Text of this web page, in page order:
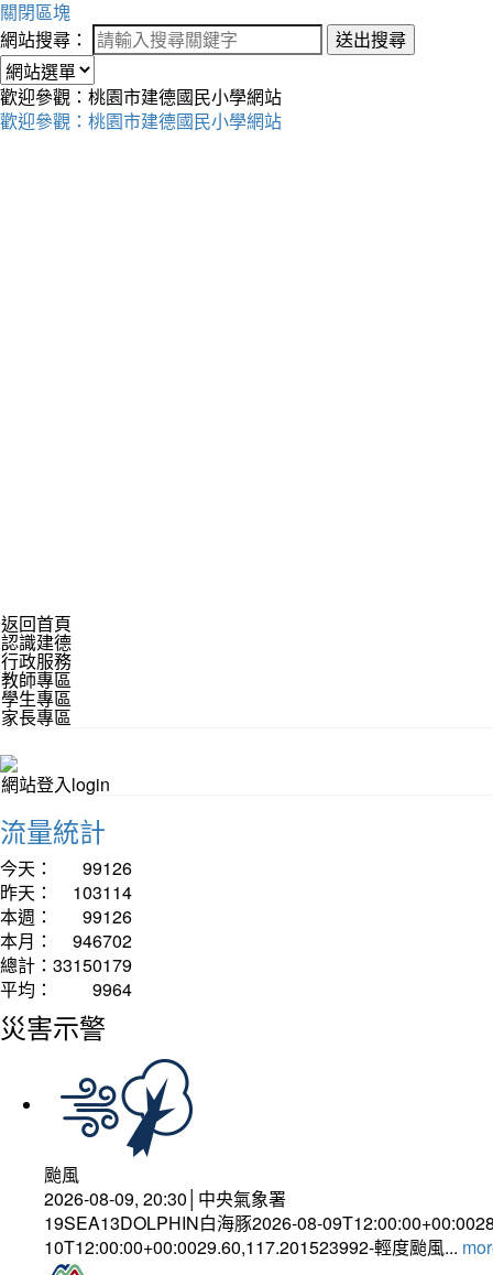
關閉區塊
網站搜尋：
送出搜尋
歡迎參觀：桃園市建德國民小學網站
歡迎參觀：桃園市建德國民小學網站
返回首頁
認識建德
行政服務
教師專區
學生專區
家長專區
網站登入login
流量統計
今天：
99126
昨天：
103114
本週：
99126
本月：
946702
總計： 33150179
平均：
9964
災害示警
颱風
2026-08-09, 20:30│中央氣象署
19SEA13DOLPHIN白海豚2026-08-
10T12:00:00+00:0029.60,117.201523992-輕度颱風...